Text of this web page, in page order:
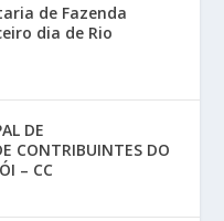
de Fazenda
dia de Rio
DE
CONTRIBUINTES DO
– CC